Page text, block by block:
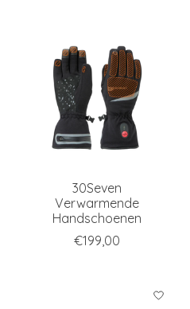
30Seven
Verwarmende
Handschoenen
€199,00